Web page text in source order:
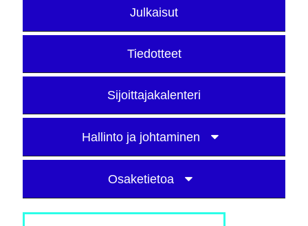
Julkaisut
Tiedotteet
Sijoittajakalenteri
Hallinto ja johtaminen
Osaketietoa